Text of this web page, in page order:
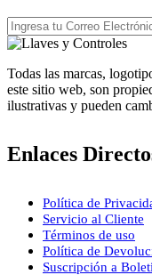
Todas las marcas,
este sitio web, son
ilustrativas y pueden
Enlaces
Política de
Servicio al Cliente
Términos de uso
Política de
Suscripción a